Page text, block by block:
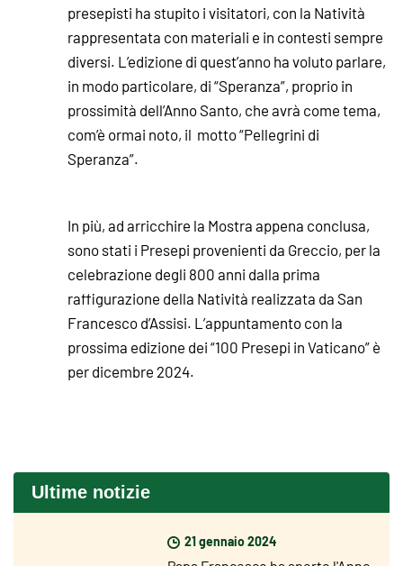
presepisti ha stupito i visitatori, con la Natività
rappresentata con materiali e in contesti sempre
diversi. L’edizione di quest’anno ha voluto parlare,
in modo particolare, di “Speranza”, proprio in
prossimità dell’Anno Santo, che avrà come tema,
com’è ormai noto, il motto “Pellegrini di
Speranza”.
In più, ad arricchire la Mostra appena conclusa,
sono stati i Presepi provenienti da Greccio, per la
celebrazione degli 800 anni dalla prima
raffigurazione della Natività realizzata da San
Francesco d’Assisi. L’appuntamento con la
prossima edizione dei “100 Presepi in Vaticano” è
per dicembre 2024.
Ultime notizie
21 gennaio 2024